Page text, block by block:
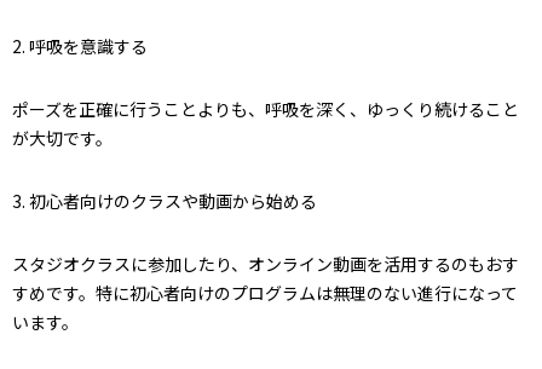
2. 呼吸を意識する
ポーズを正確に行うことよりも、呼吸を深く、ゆっくり続けること
が大切です。
3. 初心者向けのクラスや動画から始める
スタジオクラスに参加したり、オンライン動画を活用するのもおす
すめです。特に初心者向けのプログラムは無理のない進行になって
います。